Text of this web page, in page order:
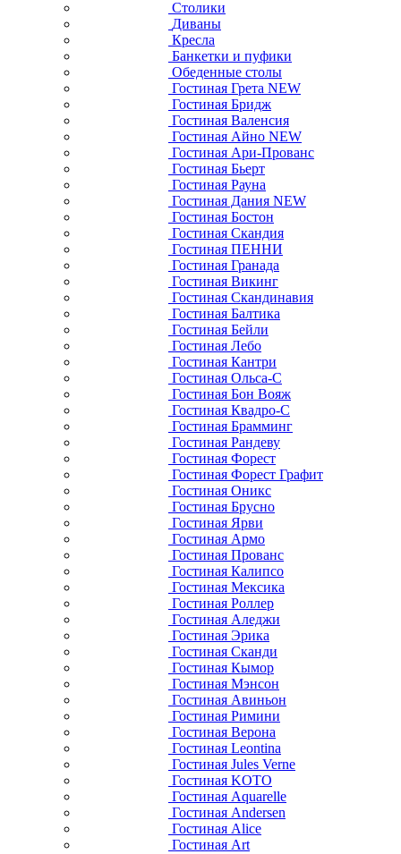
Столики
Диваны
Кресла
Банкетки и пуфики
Обеденные столы
Гостиная Грета NEW
Гостиная Бридж
Гостиная Валенсия
Гостиная Айно NEW
Гостиная Ари-Прованс
Гостиная Бьерт
Гостиная Рауна
Гостиная Дания NEW
Гостиная Бостон
Гостиная Скандия
Гостиная ПЕННИ
Гостиная Гранада
Гостиная Викинг
Гостиная Скандинавия
Гостиная Балтика
Гостиная Бейли
Гостиная Лебо
Гостиная Кантри
Гостиная Ольса-С
Гостиная Бон Вояж
Гостиная Квадро-С
Гостиная Брамминг
Гостиная Рандеву
Гостиная Форест
Гостиная Форест Графит
Гостиная Оникс
Гостиная Брусно
Гостиная Ярви
Гостиная Армо
Гостиная Прованс
Гостиная Калипсо
Гостиная Мексика
Гостиная Роллер
Гостиная Аледжи
Гостиная Эрика
Гостиная Сканди
Гостиная Кымор
Гостиная Мэнсон
Гостиная Авиньон
Гостиная Римини
Гостиная Верона
Гостиная Leontina
Гостиная Jules Verne
Гостиная KOTO
Гостиная Aquarelle
Гостиная Andersen
Гостиная Alice
Гостиная Art